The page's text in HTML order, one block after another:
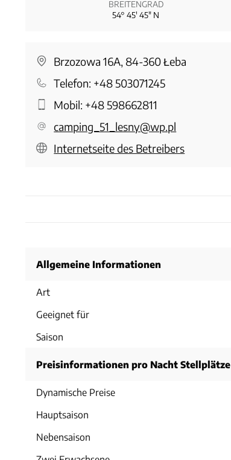
BREITENGRAD
54° 45′ 45″ N
Brzozowa 16A, 84-360 Łeba
Telefon: +48 503071245
Mobil: +48 598662811
camping_51_lesny@wp.pl
Internetseite des Betreibers
Allgemeine Informationen
Art
Geeignet für
Saison
Preisinformationen pro Nacht Stellplätze
Dynamische Preise
Hauptsaison
Nebensaison